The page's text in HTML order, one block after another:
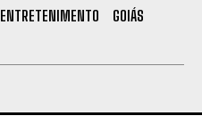
ENTRETENIMENTO
GOIÁS